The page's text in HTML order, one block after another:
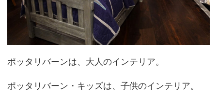
ポッタリバーンは、大人のインテリア。
ポッタリバーン・キッズは、子供のインテリア。